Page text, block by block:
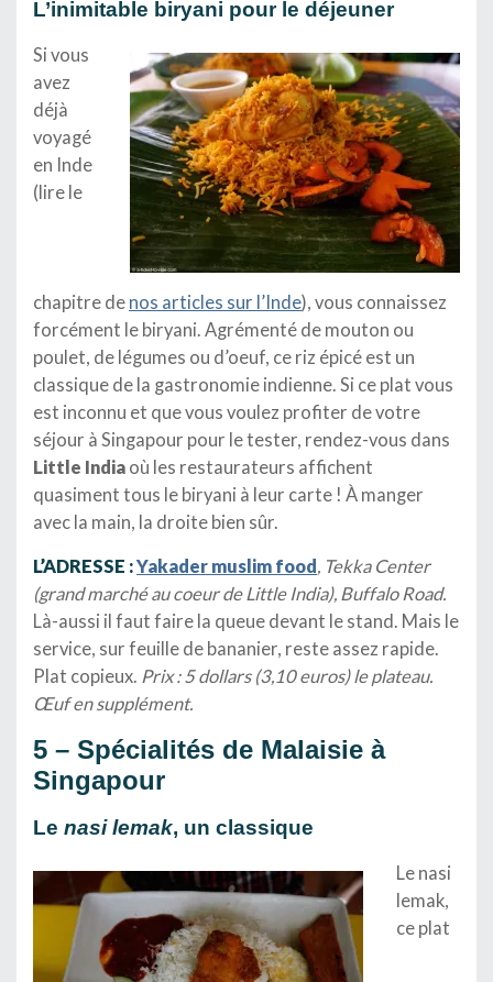
L’inimitable biryani pour le déjeuner
Si vous
avez
déjà
voyagé
en Inde
(lire le
chapitre de nos articles sur l’Inde), vous connaissez
forcément le biryani. Agrémenté de mouton ou
poulet, de légumes ou d’oeuf, ce riz épicé est un
classique de la gastronomie indienne. Si ce plat vous
est inconnu et que vous voulez profiter de votre
séjour à Singapour pour le tester, rendez-vous dans
Little India où les restaurateurs affichent
quasiment tous le biryani à leur carte ! À manger
avec la main, la droite bien sûr.
L’ADRESSE :Yakader muslim food, Tekka Center
(grand marché au coeur de Little India), Buffalo Road.
Là-aussi il faut faire la queue devant le stand. Mais le
service, sur feuille de bananier, reste assez rapide.
Plat copieux. Prix : 5 dollars (3,10 euros) le plateau.
Œuf en supplément.
5 – Spécialités de Malaisie à
Singapour
Le nasi lemak, un classique
Le nasi
lemak,
ce plat